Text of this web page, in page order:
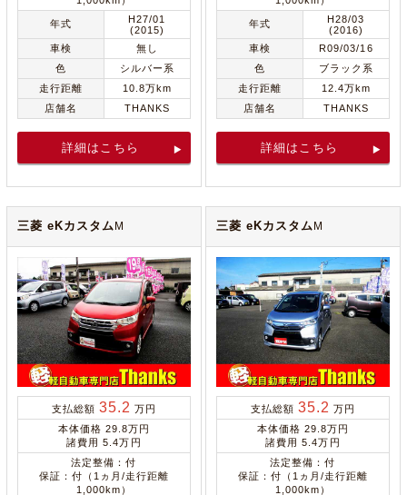
年式
H27/01
(2015)
車検
無し
色
シルバー系
走行距離
10.8万km
店舗名
THANKS
詳細はこちら
年式
H28/03
(2016)
車検
R09/03/16
色
ブラック系
走行距離
12.4万km
店舗名
THANKS
詳細はこちら
三菱 eKカスタムM
支払総額35.2 万円
本体価格 29.8万円
諸費用 5.4万円
法定整備：付
保証：付（1ヵ月/走行距離
1,000km）
三菱 eKカスタムM
支払総額35.2 万円
本体価格 29.8万円
諸費用 5.4万円
法定整備：付
保証：付（1ヵ月/走行距離
1,000km）